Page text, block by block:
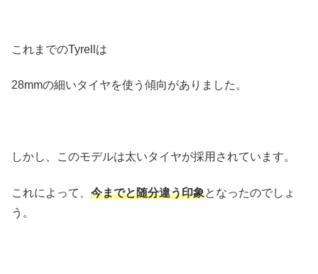
これまでのTyrellは
28mmの細いタイヤを使う傾向がありました。
しかし、このモデルは太いタイヤが採用されています。
これによって、 今までと随分違う印象となったのでしょ
う。